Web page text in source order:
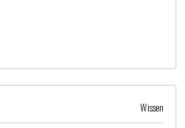
Wissen